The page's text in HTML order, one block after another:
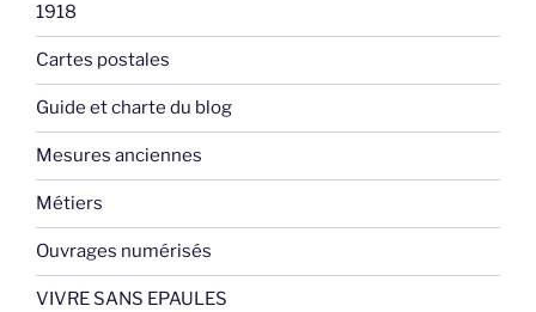
1918
Cartes postales
Guide et charte du blog
Mesures anciennes
Métiers
Ouvrages numérisés
VIVRE SANS EPAULES